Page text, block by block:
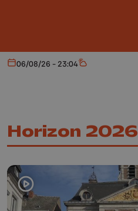
Aujourd'hui
06/08/26 - 23:04 Météo
Horizon 2026